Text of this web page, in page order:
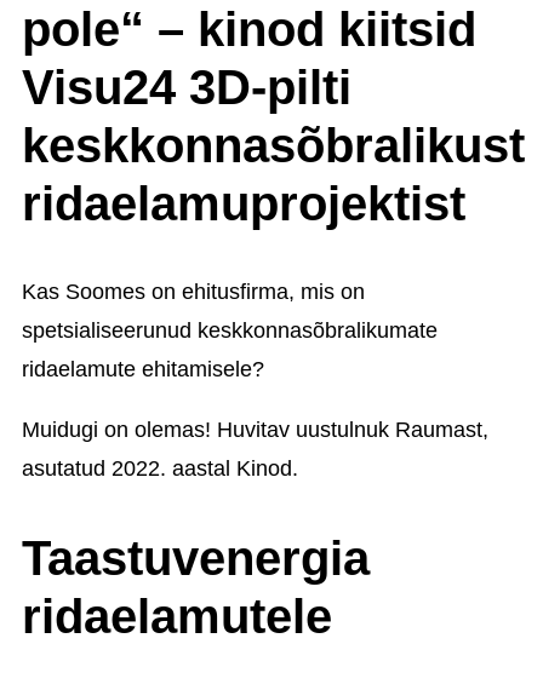
pole“ – kinod kiitsid
Visu24 3D-pilti
keskkonnasõbralikust
ridaelamuprojektist
Kas Soomes on ehitusfirma, mis on
spetsialiseerunud keskkonnasõbralikumate
ridaelamute ehitamisele?
Muidugi on olemas! Huvitav uustulnuk Raumast,
asutatud 2022. aastal Kinod.
Taastuvenergia
ridaelamutele